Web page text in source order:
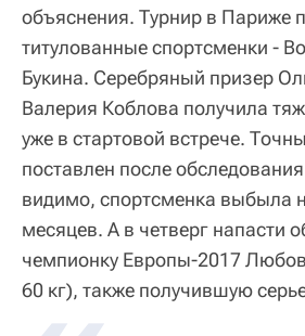
объяснения. Турнир в Париже
титулованные спортсменки -
Букина. Серебряный призер
Валерия Коблова получила
уже в стартовой встрече.
поставлен после
видимо, спортсменка выбыла
месяцев. А в четверг напасти
чемпионку Европы-2017
60 кг), также получившую